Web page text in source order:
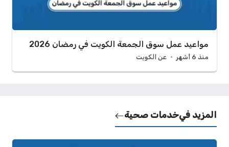
مواعيد عمل سوق الجمعة الكويت في رمضان 2026
منذ 6 أشهر عن الكويت
المزيد فيخدمات صحية